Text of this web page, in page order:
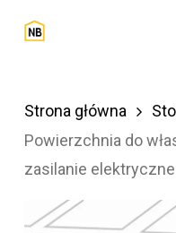
Strona główna
Powierzchnia do
zasilanie elektryczne